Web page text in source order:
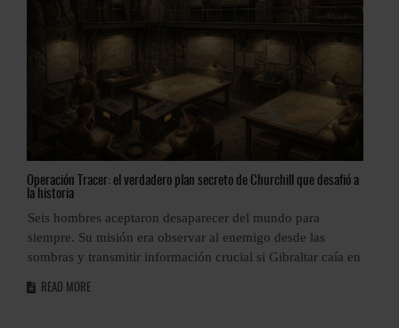
Operación Tracer: el verdadero plan secreto de Churchill que desafió a
la historia
Seis hombres aceptaron desaparecer del mundo para
siempre. Su misión era observar al enemigo desde las
sombras y transmitir información crucial si Gibraltar caía en
READ MORE